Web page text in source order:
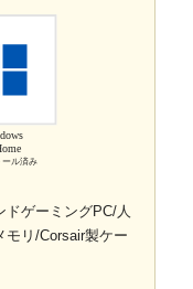
ール済み
ゲーミングPC/人
リ/Corsair製ケー